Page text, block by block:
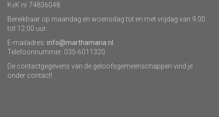
KvK nr 74836048
Bereikbaar op maandag en woensdag tot en met vrijdag van 9.00
tot 12.00 uur.
E-mailadres: info@marthamaria.nl
Telefoonnummer: 035-6011320
De contactgegevens van de geloofsgemeenschappen vind je
onder contact!